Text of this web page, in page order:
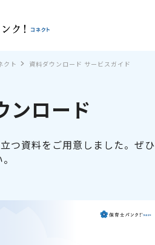
クト 資料ダウンロード サービスガイド
ンロード
つ資料をご用意しました。ぜひ